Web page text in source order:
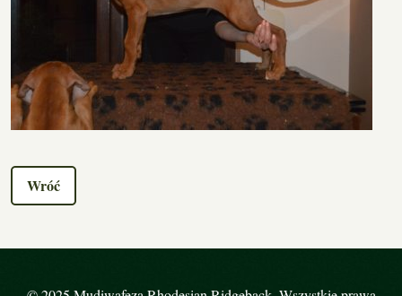
Wróć